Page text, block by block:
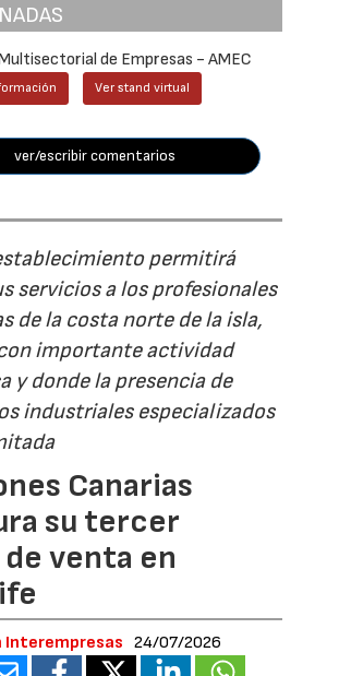
de Empresas - AMEC
Ver stand virtual
ver/escribir comentarios
permitirá
servicios a los profesionales
de la costa norte de la isla,
importante actividad
y donde la presencia de
industriales especializados
Canarias
su tercer
venta en
Interempresas 24/07/2026